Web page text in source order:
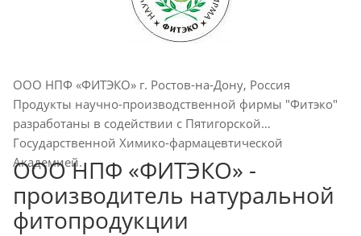
ООО НПФ «ФИТЭКО» г. Ростов-на-Дону, Россия
Продукты научно-производственной фирмы "Фитэко"
разработаны в содействии с Пятигорской
Государственной Химико-фармацевтической
Академией.
ООО НПФ «ФИТЭКО» -
производитель натуральной
фитопродукции